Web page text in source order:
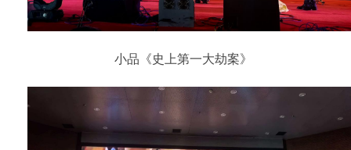
小品《史上第一大劫案》